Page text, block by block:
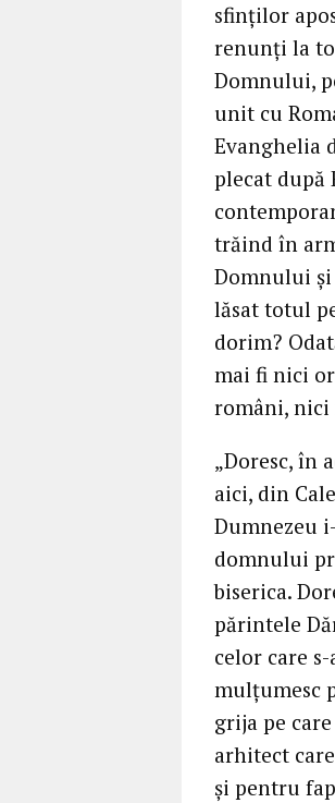
sfinților
renunți la
Domnului,
unit cu
Evanghelia
plecat după
trăind în
Domnului și
lăsat totul
dorim?
mai fi nici
români, nici
„Doresc, în
aici, din
Dumnezeu
domnului
biserica.
părintele
celor care
mulțumesc
grija pe
arhitect
și pentru